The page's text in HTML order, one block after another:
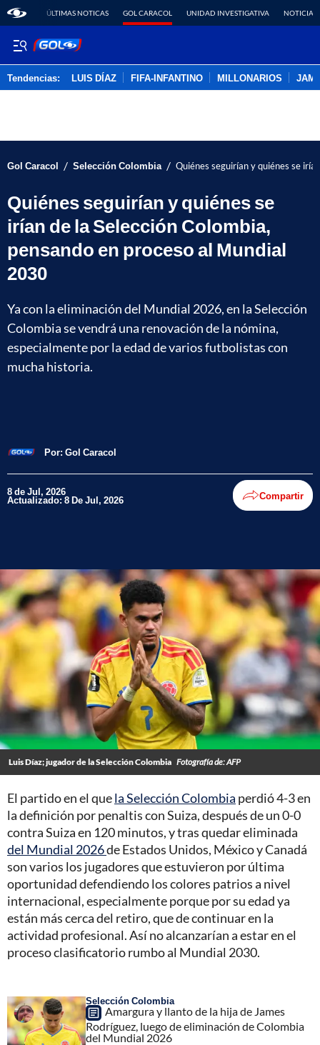
ÚLTIMAS NOTICAS GOL CARACOL UNIDAD INVESTIGATIVA NOTICIAS
Tendencias: LUIS DÍAZ FIFA-INFANTINO MILLONARIOS
Gol Caracol / Selección Colombia / Quiénes seguirían y quiénes se
Quiénes seguirían y quiénes se
irían de la Selección Colombia,
pensando en proceso al Mundial
2030
Ya con la eliminación del Mundial 2026, en la Selección
Colombia se vendrá una renovación de la nómina,
especialmente por la edad de varios futbolistas con
mucha historia.
Por: Gol Caracol
8 de Jul, 2026
Actualizado: 8 De Jul, 2026 Compartir
Luis Díaz; jugador de la Selección Colombia Fotografía de: AFP
El partido en el quela Selección Colombia perdió 4-3 en
la definición por penaltis con Suiza, después de un 0-0
contra Suiza en 120 minutos, y tras quedar eliminada
del Mundial 2026de Estados Unidos, México y Canadá
son varios los jugadores que estuvieron por última
oportunidad defendiendo los colores patrios a nivel
internacional, especialmente porque por su edad ya
están más cerca del retiro, que de continuar en la
actividad profesional. Así no alcanzarían a estar en el
proceso clasificatorio rumbo al Mundial 2030.
Selección Colombia
Amargura y llanto de la hija de James
Rodríguez, luego de eliminación de Colombia
del Mundial 2026